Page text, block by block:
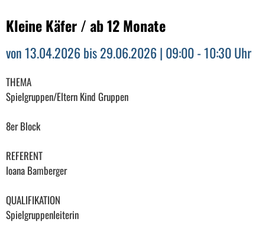
Kleine Käfer / ab 12 Monate
von 13.04.2026 bis 29.06.2026 | 09:00 - 10:30 Uhr
THEMA
Spielgruppen/Eltern Kind Gruppen
8er Block
REFERENT
Ioana Bamberger
QUALIFIKATION
Spielgruppenleiterin